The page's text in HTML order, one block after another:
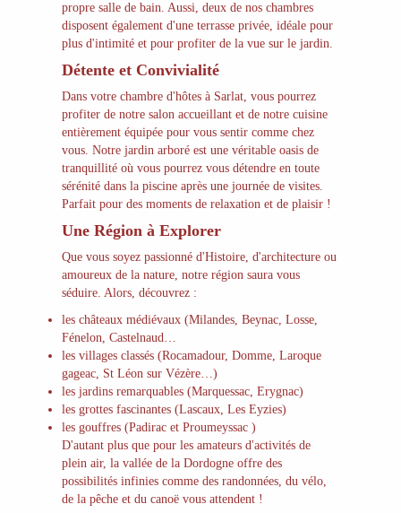
propre salle de bain. Aussi, deux de nos chambres
disposent également d'une terrasse privée, idéale pour
plus d'intimité et pour profiter de la vue sur le jardin.
Détente et Convivialité
Dans votre chambre d'hôtes à Sarlat, vous pourrez
profiter de notre salon accueillant et de notre cuisine
entièrement équipée pour vous sentir comme chez
vous. Notre jardin arboré est une véritable oasis de
tranquillité où vous pourrez vous détendre en toute
sérénité dans la piscine après une journée de visites.
Parfait pour des moments de relaxation et de plaisir !
Une Région à Explorer
Que vous soyez passionné d'Histoire, d'architecture ou
amoureux de la nature, notre région saura vous
séduire. Alors, découvrez :
les châteaux médiévaux (Milandes, Beynac, Losse,
Fénelon, Castelnaud…
les villages classés (Rocamadour, Domme, Laroque
gageac, St Léon sur Vézère…)
les jardins remarquables (Marquessac, Erygnac)
les grottes fascinantes (Lascaux, Les Eyzies)
les gouffres (Padirac et Proumeyssac )
D'autant plus que pour les amateurs d'activités de
plein air, la vallée de la Dordogne offre des
possibilités infinies comme des randonnées, du vélo,
de la pêche et du canoë vous attendent !